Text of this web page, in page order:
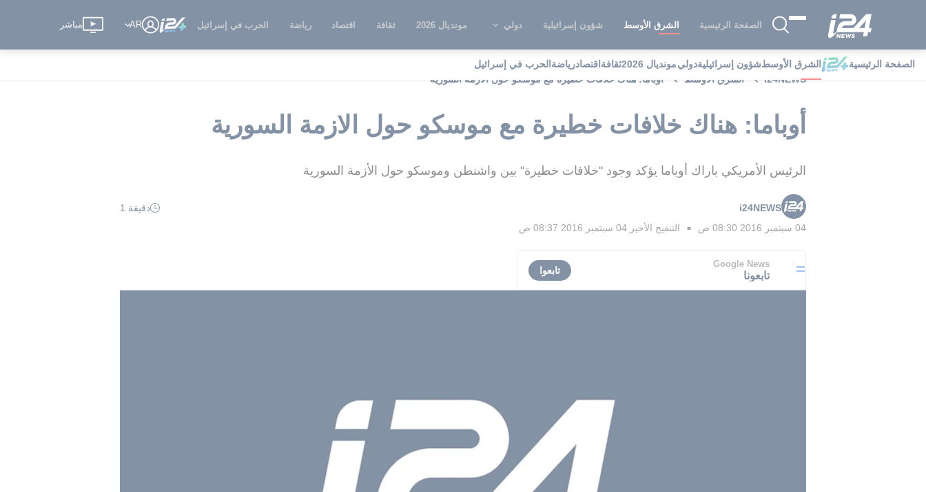
الصفحة الرئيسية الشرق الأوسط شؤون إسرائيلية دولي مونديال 2026 ثقافة اقتصاد رياضة الحرب في إسرائيل AR مباشر
الصفحة الرئيسية الشرق الأوسطشؤون إسرائيليةدوليمونديال 2026 ثقافة اقتصادرياضة الحرب في إسرائيل
i24NEWS
الشرق الأوسط أوباما: هناك خلافات خطيرة مع موسكو حول الازمة السورية
أوباما: هناك خلافات خطيرة مع موسكو حول الازمة السورية
الرئيس الأمريكي باراك أوباما يؤكد وجود "خلافات خطيرة" بين واشنطن وموسكو حول الأزمة السورية
i24NEWS
دقيقة 1
04 سبتمبر 2016 08:30 ص
■ التنقيح الأخير 04 سبتمبر 2016 08:37 ص
Google News
تابعونا تابعوا